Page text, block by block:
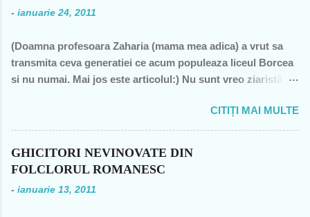
- ianuarie 24, 2011
(Doamna profesoara Zaharia (mama mea adica) a vrut sa
transmita ceva generatiei ce acum populeaza liceul Borcea
si nu numai. Mai jos este articolul:) Nu sunt vreo ziaristă
partid- n-am fost decât membră a PCR, câteva luni în 1989,
şi mi-a ajuns şi pentru perioada de după 1989-, nu sunt
scoate şi tâmpiţi în urma prestaţiei sale- asa cum rezultă
CITIȚI MAI MULTE
GHICITORI NEVINOVATE DIN
FOLCLORUL ROMANESC
- ianuarie 13, 2011